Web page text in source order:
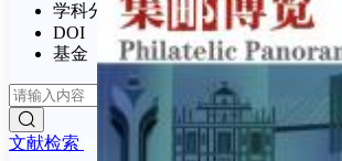
学科分类号
DOI
基金
文献检索